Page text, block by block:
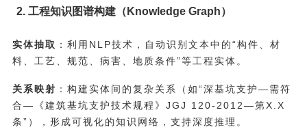
2. 工程知识图谱构建（Knowledge Graph）
实体抽取 ：利用NLP技术，自动识别文本中的“构件、材
料、工艺、规范、病害、地质条件”等工程实体。
关系映射 ：构建实体间的复杂关系（如“深基坑支护—需符
合—《建筑基坑支护技术规程》JGJ 120-2012—第X.X
条”），形成可视化的知识网络，支持深度推理。